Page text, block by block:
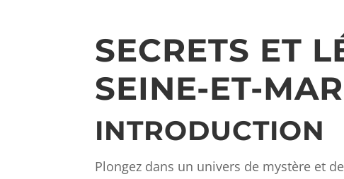
SECRETS ET
SEINE-ET-
INTRODUCTION
Plongez dans un univers de mystère et